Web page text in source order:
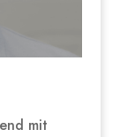
mit